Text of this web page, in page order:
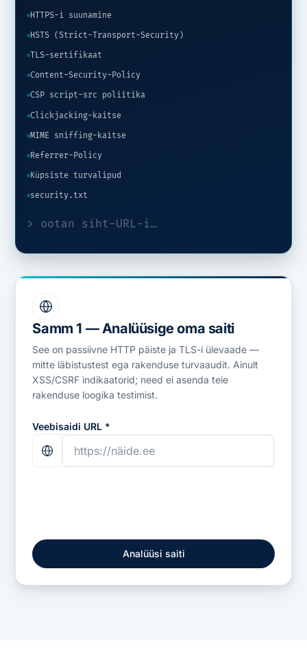
Samm 1 — Analüüsige oma saiti
See on passiivne HTTP päiste ja TLS-i ülevaade —
mitte läbistustest ega rakenduse turvaaudit. Ainult
XSS/CSRF indikaatorid; need ei asenda teie
rakenduse loogika testimist.
Veebisaidi URL *
Analüüsi saiti
◇HTTPS-i suunamine
◇HSTS (Strict-Transport-Security)
◇TLS-sertifikaat
◇Content-Security-Policy
◇CSP script-src poliitika
◇Clickjacking-kaitse
◇MIME sniffing-kaitse
◇Referrer-Policy
◇Küpsiste turvalipud
◇security.txt
> ootan siht-URL-i…